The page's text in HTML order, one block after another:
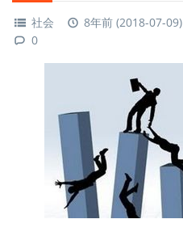
社会 8年前 (2018-07-09)
0